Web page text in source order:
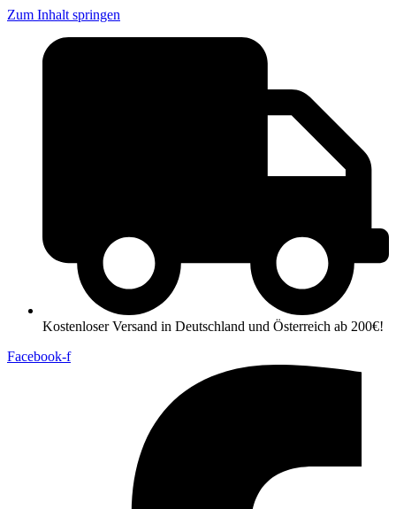
Zum Inhalt springen
Kostenloser Versand in Deutschland und Österreich ab 200€!
Facebook-f